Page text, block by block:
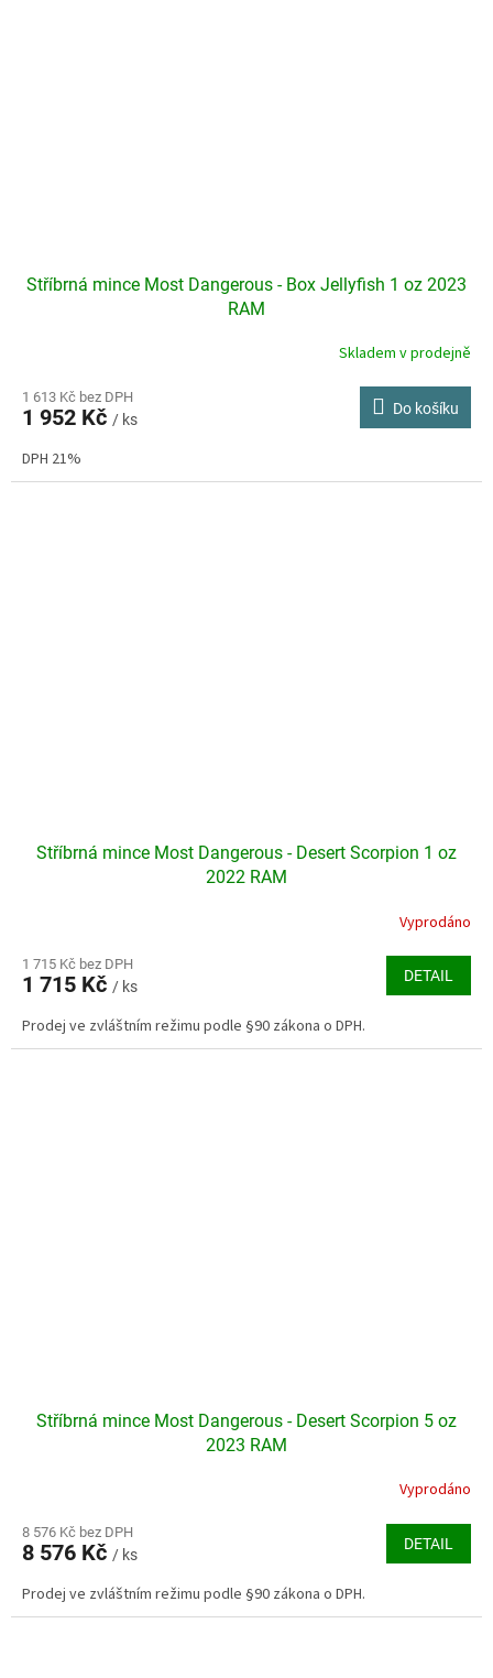
Stříbrná mince Most Dangerous - Box Jellyfish 1 oz 2023
RAM
produktu
je
z
5
Skladem v prodejně
1 613 Kč bez DPH
1 952 Kč / ks
Do košíku
DPH 21%
Stříbrná mince Most Dangerous - Desert Scorpion 1 oz
2022 RAM
produktu
je
z
5
Vyprodáno
1 715 Kč bez DPH
1 715 Kč / ks
DETAIL
Prodej ve zvláštním režimu podle §90 zákona o DPH.
Stříbrná mince Most Dangerous - Desert Scorpion 5 oz
2023 RAM
Vyprodáno
8 576 Kč bez DPH
8 576 Kč / ks
DETAIL
Prodej ve zvláštním režimu podle §90 zákona o DPH.